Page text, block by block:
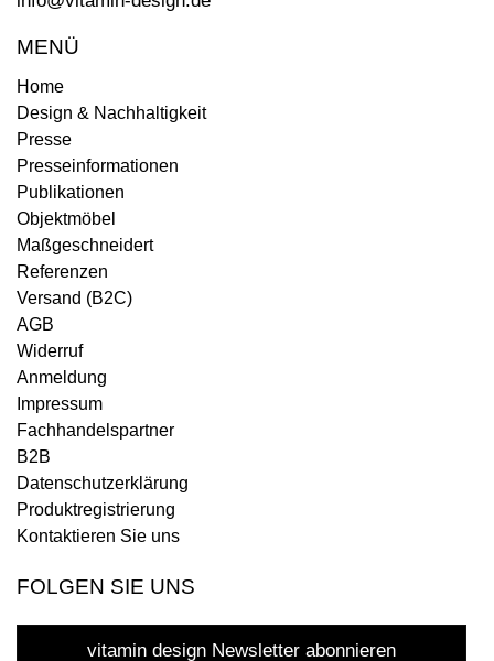
MENÜ
Home
Design & Nachhaltigkeit
Presse
Presseinformationen
Publikationen
Objektmöbel
Maßgeschneidert
Referenzen
Versand (B2C)
AGB
Widerruf
Anmeldung
Impressum
Fachhandelspartner
B2B
Datenschutzerklärung
Produktregistrierung
Kontaktieren Sie uns
FOLGEN SIE UNS
vitamin design Newsletter abonnieren